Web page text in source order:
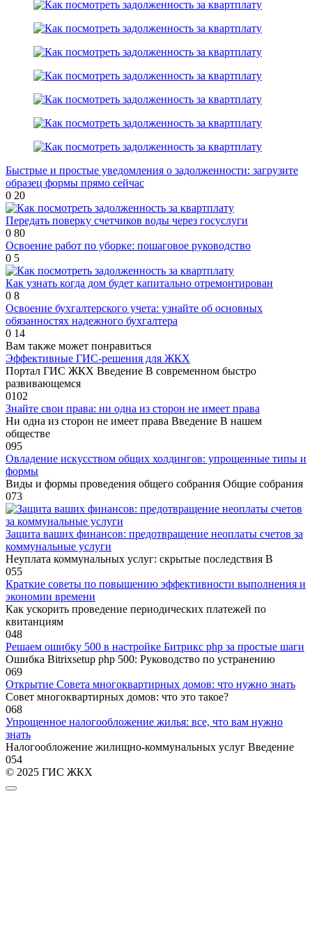
Быстрые и простые уведомления о задолженности: загрузите
образец формы прямо сейчас
0 20
Передать поверку счетчиков воды через госуслуги
0 80
Освоение работ по уборке: пошаговое руководство
0 5
Как узнать когда дом будет капитально отремонтирован
0 8
Освоение бухгалтерского учета: узнайте об основных
обязанностях надежного бухгалтера
0 14
Вам также может понравиться
Эффективные ГИС-решения для ЖКХ
Портал ГИС ЖКХ Введение В современном быстро
развивающемся
0102
Знайте свои права: ни одна из сторон не имеет права
Ни одна из сторон не имеет права Введение В нашем
обществе
095
Овладение искусством общих холдингов: упрощенные типы и
формы
Виды и формы проведения общего собрания Общие собрания
073
Защита ваших финансов: предотвращение неоплаты счетов за
коммунальные услуги
Неуплата коммунальных услуг: скрытые последствия В
055
Краткие советы по повышению эффективности выполнения и
экономии времени
Как ускорить проведение периодических платежей по
квитанциям
048
Решаем ошибку 500 в настройке Битрикс php за простые шаги
Ошибка Bitrixsetup php 500: Руководство по устранению
069
Открытие Совета многоквартирных домов: что нужно знать
Совет многоквартирных домов: что это такое?
068
Упрощенное налогообложение жилья: все, что вам нужно
знать
Налогообложение жилищно-коммунальных услуг Введение
054
© 2025 ГИС ЖКХ